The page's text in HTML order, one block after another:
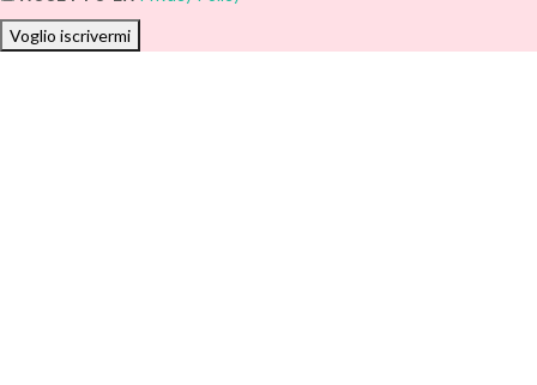
Voglio iscrivermi